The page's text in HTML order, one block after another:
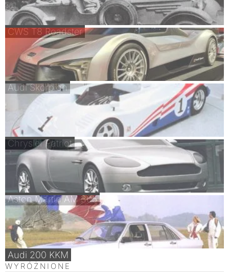
CWS T8 Roadster
Audi Skorpion
Chrysler Patriot
Aston Martin AM 305
Audi 200 KKM
WYRÓŻNIONE